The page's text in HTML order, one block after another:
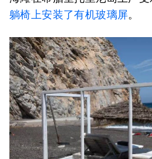
躺椅上安装了有机玻璃屏。